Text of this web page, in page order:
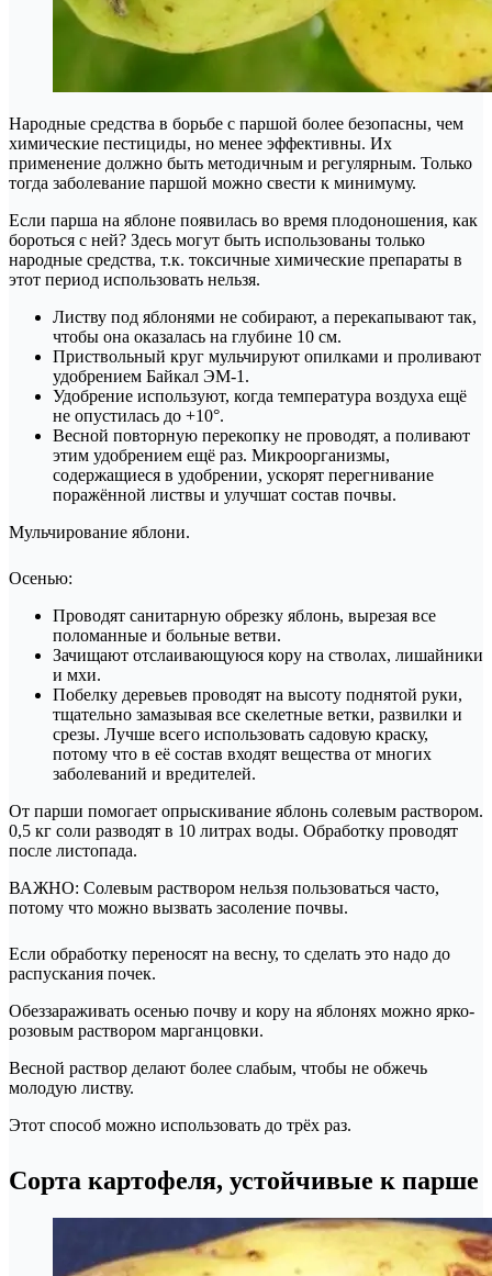
Народные средства в борьбе с паршой более безопасны, чем
химические пестициды, но менее эффективны. Их
применение должно быть методичным и регулярным. Только
тогда заболевание паршой можно свести к минимуму.
Если парша на яблоне появилась во время плодоношения, как
бороться с ней? Здесь могут быть использованы только
народные средства, т.к. токсичные химические препараты в
этот период использовать нельзя.
Листву под яблонями не собирают, а перекапывают так,
чтобы она оказалась на глубине 10 см.
Приствольный круг мульчируют опилками и проливают
удобрением Байкал ЭМ-1.
Удобрение используют, когда температура воздуха ещё
не опустилась до +10°.
Весной повторную перекопку не проводят, а поливают
этим удобрением ещё раз. Микроорганизмы,
содержащиеся в удобрении, ускорят перегнивание
поражённой листвы и улучшат состав почвы.
Мульчирование яблони.
Осенью:
Проводят санитарную обрезку яблонь, вырезая все
поломанные и больные ветви.
Зачищают отслаивающуюся кору на стволах, лишайники
и мхи.
Побелку деревьев проводят на высоту поднятой руки,
тщательно замазывая все скелетные ветки, развилки и
срезы. Лучше всего использовать садовую краску,
потому что в её состав входят вещества от многих
заболеваний и вредителей.
От парши помогает опрыскивание яблонь солевым раствором.
0,5 кг соли разводят в 10 литрах воды. Обработку проводят
после листопада.
ВАЖНО: Солевым раствором нельзя пользоваться часто,
потому что можно вызвать засоление почвы.
Если обработку переносят на весну, то сделать это надо до
распускания почек.
Обеззараживать осенью почву и кору на яблонях можно ярко-
розовым раствором марганцовки.
Весной раствор делают более слабым, чтобы не обжечь
молодую листву.
Этот способ можно использовать до трёх раз.
Сорта картофеля, устойчивые к парше